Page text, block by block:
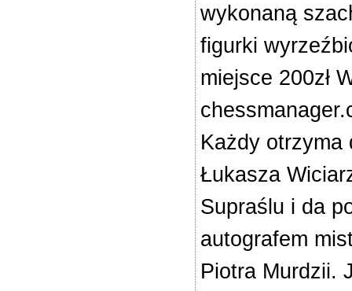
wykonaną
figurki
miejsce 200zł
Każdy otrzyma
Łukasza
Supraślu i da
autografem
Piotra Murdzii.